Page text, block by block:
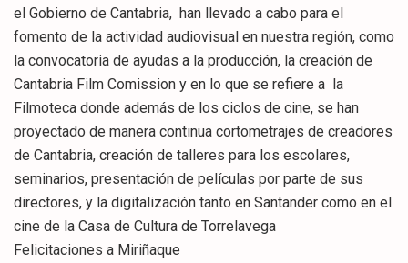
el Gobierno de Cantabria, han llevado a cabo para el
fomento de la actividad audiovisual en nuestra región, como
la convocatoria de ayudas a la producción, la creación de
Cantabria Film Comission y en lo que se refiere a la
Filmoteca donde además de los ciclos de cine, se han
proyectado de manera continua cortometrajes de creadores
de Cantabria, creación de talleres para los escolares,
seminarios, presentación de películas por parte de sus
directores, y la digitalización tanto en Santander como en el
cine de la Casa de Cultura de Torrelavega
Felicitaciones a Miriñaque